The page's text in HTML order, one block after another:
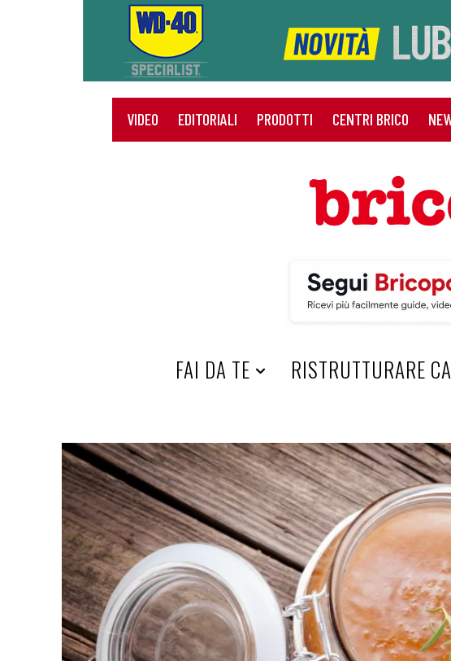
VIDEO EDITORIALI PRODOTTI CENTRI BRICO
HOME
FAI DA TE RISTRUTTURARE